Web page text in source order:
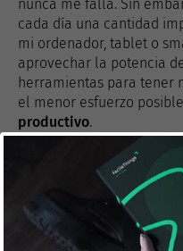
nunca me falla. Sin
cada día una cantidad
mi ordenador, tablet o
aprovechar la potencia
herramientas para tener
el menor esfuerzo
productivo.
Puedes utilizar un
diferentes herramientas
(mail, agenda, libretas,
te pondrá más difícil
mientras que con una